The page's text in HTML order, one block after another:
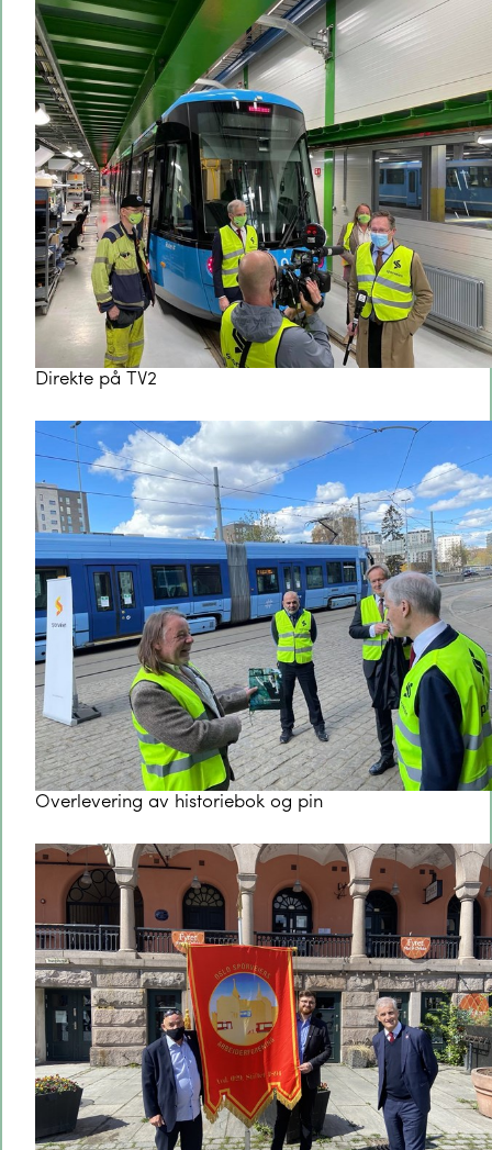
Direkte på TV2
Overlevering av historiebok og pin